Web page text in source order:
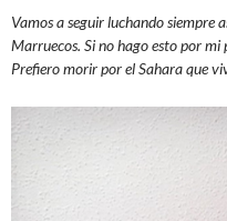
Vamos a seguir luchando siempre
Marruecos. Si no hago esto por
Prefiero morir por el Sahara que